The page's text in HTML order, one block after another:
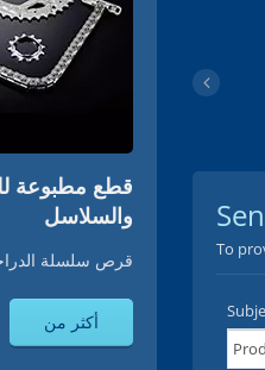
قطع مطبوعة
والسلاسل
قرص سلسلة
أكثر من